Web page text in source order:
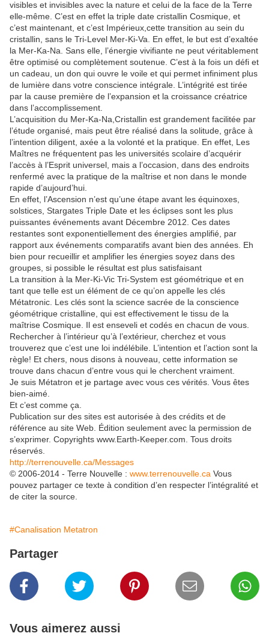
visibles et invisibles avec la nature et celui de la face de la Terre
elle-même. C’est en effet la triple date cristallin Cosmique, et
c’est maintenant, et c’est Impérieux,cette transition au sein du
cristallin, sans le Tri-Level Mer-Ki-Va. En effet, le but est d’exaltée
la Mer-Ka-Na. Sans elle, l’énergie vivifiante ne peut véritablement
être optimisé ou complètement soutenue. C’est à la fois un défi et
un cadeau, un don qui ouvre le voile et qui permet infiniment plus
de lumière dans votre conscience intégrale. L’intégrité est tirée
par la cause première de l’expansion et la croissance créatrice
dans l’accomplissement.
L’acquisition du Mer-Ka-Na,Cristallin est grandement facilitée par
l’étude organisé, mais peut être réalisé dans la solitude, grâce à
l’intention diligent, axée a la volonté et la pratique. En effet, Les
Maîtres ne fréquentent pas les universités scolaire d’acquérir
l’accès à l’Esprit universel, mais a l’occasion, dans des endroits
renfermé avec la pratique de la maîtrise et non dans le monde
rapide d’aujourd’hui.
En effet, l’Ascension n’est qu’une étape avant les équinoxes,
solstices, Stargates Triple Date et les éclipses sont les plus
puissantes événements avant Décembre 2012. Ces dates
restantes sont exponentiellement des énergies amplifié, par
rapport aux événements comparatifs avant bien des années. Eh
bien pour recueillir et amplifier les énergies soyez dans des
groupes, si possible le résultat est plus satisfaisant
La transition à la Mer-Ki-Vic Tri-System est géométrique et en
tant que telle est un élément de ce qu’on appelle les clés
Métatronic. Les clés sont la science sacrée de la conscience
géométrique cristalline, qui est effectivement le tissu de la
maîtrise Cosmique. Il est enseveli et codés en chacun de vous.
Rechercher à l’intérieur qu’à l’extérieur, cherchez et vous
trouverez que c’est une loi indélébile. L’intention et l’action sont la
règle! Et chers, nous disons à nouveau, cette information se
trouve dans chacun d’entre vous qui le cherchent vraiment.
Je suis Métatron et je partage avec vous ces vérités. Vous êtes
bien-aimé.
Et c’est comme ça.
Publication sur des sites est autorisée à des crédits et de
référence au site Web. Édition seulement avec la permission de
s’exprimer. Copyrights www.Earth-Keeper.com. Tous droits
réservés.
http://terrenouvelle.ca/Messages
© 2006-2014 - Terre Nouvelle : www.terrenouvelle.ca Vous
pouvez partager ce texte à condition d’en respecter l’intégralité et
de citer la source.
#Canalisation Metatron
Partager
Vous aimerez aussi